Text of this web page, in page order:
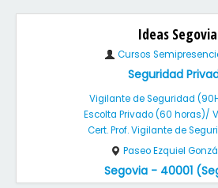
Ideas Segovia
Cursos
Seguridad
Vigilante de Seguridad
Escolta Privado (60 horas)/
Cert. Prof. Vigilante de
Paseo Ezquiel
Segovia - 40001